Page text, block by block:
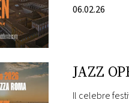
06.02.26
JAZZ
Il celebre